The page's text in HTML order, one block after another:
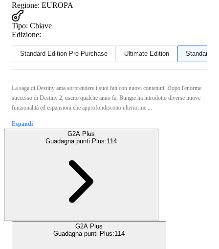
Regione: EUROPA
Tipo: Chiave
Edizione:
Standard Edition Pre-Purchase Ultimate Edition Standard
La saga di Destiny ama sorprendere i suoi fan con nuovi contenuti. Dopo l'enorme
successo di Destiny 2, uscito qualche anno fa, Bungie ha introdotto diverse nuove
funzionalità ed espansioni che approfondiscono ulteriorme ...
Espandi
G2A Plus
Guadagna punti Plus:114
G2A Plus
Guadagna punti Plus:114